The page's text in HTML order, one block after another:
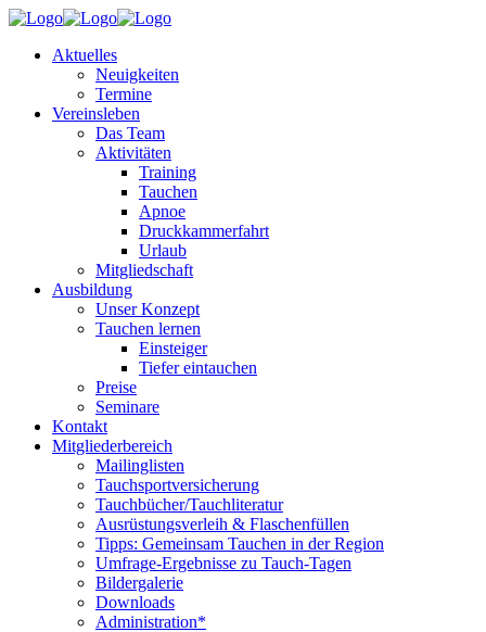
Aktuelles
Neuigkeiten
Termine
Vereinsleben
Das Team
Aktivitäten
Training
Tauchen
Apnoe
Druckkammerfahrt
Urlaub
Mitgliedschaft
Ausbildung
Unser Konzept
Tauchen lernen
Einsteiger
Tiefer eintauchen
Preise
Seminare
Kontakt
Mitgliederbereich
Mailinglisten
Tauchsportversicherung
Tauchbücher/Tauchliteratur
Ausrüstungsverleih & Flaschenfüllen
Tipps: Gemeinsam Tauchen in der Region
Umfrage-Ergebnisse zu Tauch-Tagen
Bildergalerie
Downloads
Administration*